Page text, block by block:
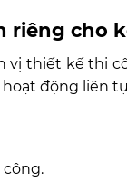
riêng cho
thiết kế thi
động liên